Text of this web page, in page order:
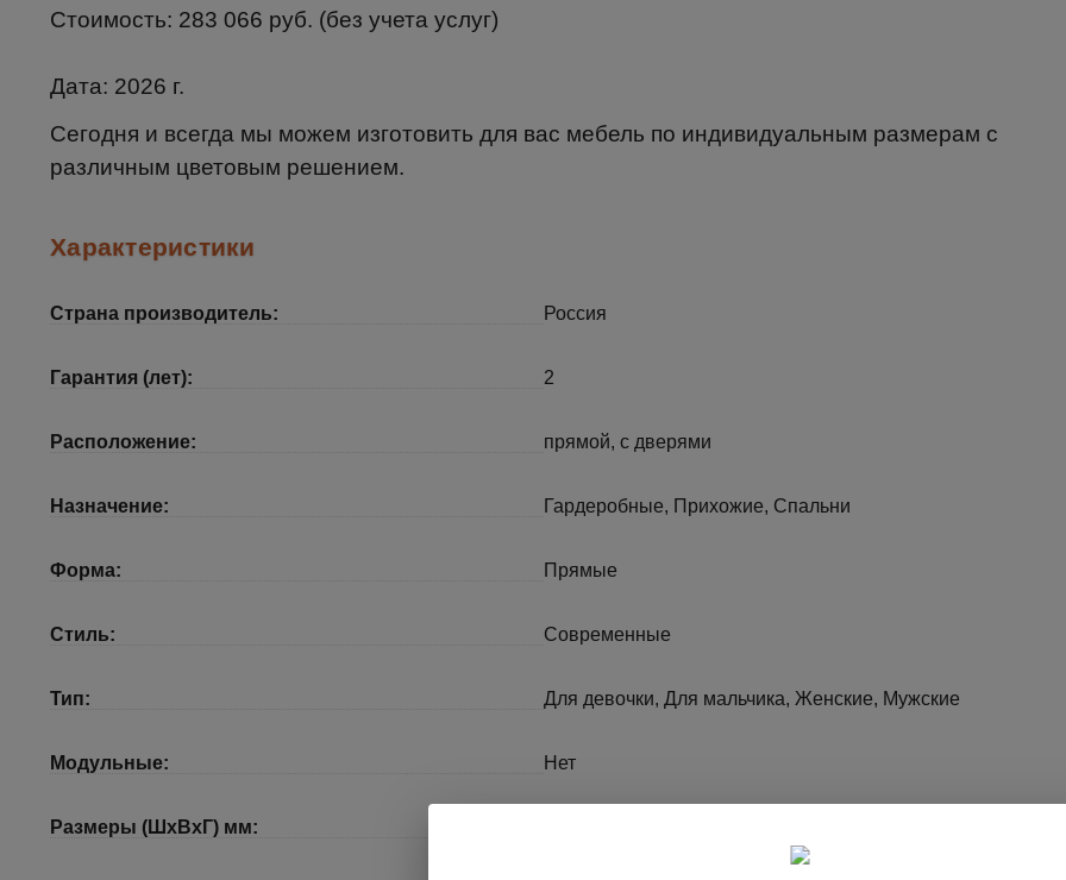
Стоимость: 283 066 руб. (без учета услуг)
Дата: 2026 г.
Сегодня и всегда мы можем изготовить для вас мебель по индивидуальным размерам с
различным цветовым решением.
Характеристики
Страна производитель: Россия
Гарантия (лет): 2
Расположение: прямой, с дверями
Назначение: Гардеробные, Прихожие, Спальни
Форма: Прямые
Стиль: Современные
Тип: Для девочки, Для мальчика, Женские, Мужские
Модульные: Нет
Размеры (ШхВхГ) мм: